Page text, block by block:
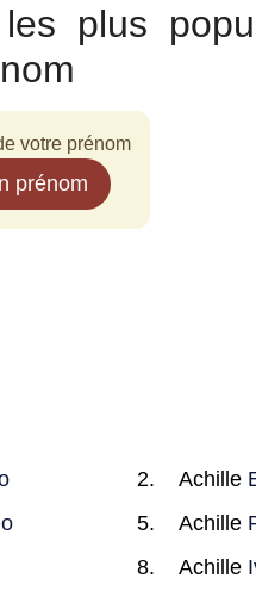
plus
votre prénom
prénom
Achille
Achille
Achille